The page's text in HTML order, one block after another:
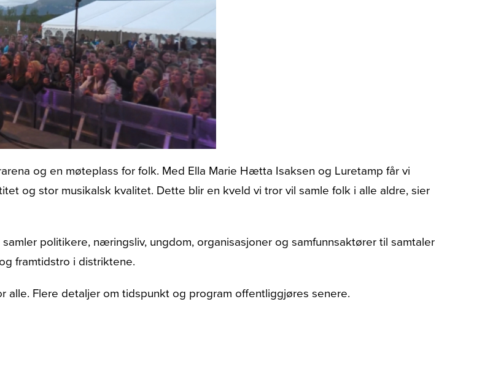
og en møteplass for folk. Med Ella Marie Hætta Isaksen og Luretamp får vi
og stor musikalsk kvalitet. Dette blir en kveld vi tror vil samle folk i alle aldre, sier
politikere, næringsliv, ungdom, organisasjoner og samfunnsaktører til samtaler
framtidstro i distriktene.
alle. Flere detaljer om tidspunkt og program offentliggjøres senere.